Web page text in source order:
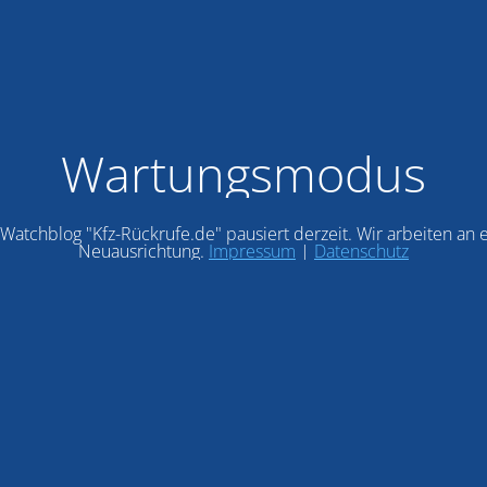
Wartungsmodus
"Kfz-Rückrufe.de" pausiert derzeit. Wir arbeiten an
Neuausrichtung. Impressum | Datenschutz